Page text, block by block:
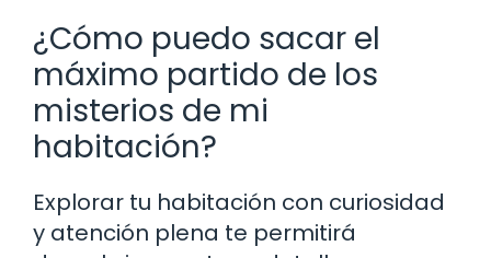
¿Cómo puedo sacar el
máximo partido de los
misterios de mi
habitación?
Explorar tu habitación con curiosidad
y atención plena te permitirá